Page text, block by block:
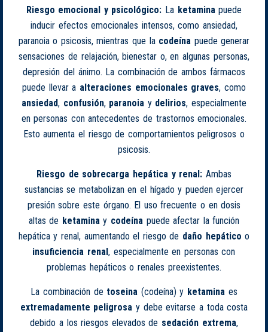
Riesgo emocional y psicológico: La ketaminapuede
inducir efectos emocionales intensos, como ansiedad,
paranoia o psicosis, mientras que la codeína puede generar
sensaciones de relajación, bienestar o, en algunas personas,
depresión del ánimo. La combinación de ambos fármacos
puede llevar a alteraciones emocionales graves, como
ansiedad, confusión, paranoia y delirios, especialmente
en personas con antecedentes de trastornos emocionales.
Esto aumenta el riesgo de comportamientos peligrosos o
psicosis.
Riesgo de sobrecarga hepática y renal: Ambas
sustancias se metabolizan en el hígado y pueden ejercer
presión sobre este órgano. El uso frecuente o en dosis
altas de ketaminay codeína puede afectar la función
hepática y renal, aumentando el riesgo de daño hepático o
insuficiencia renal, especialmente en personas con
problemas hepáticos o renales preexistentes.
La combinación de toseina (codeína) y ketamina es
extremadamente peligrosa y debe evitarse a toda costa
debido a los riesgos elevados de sedación extrema,